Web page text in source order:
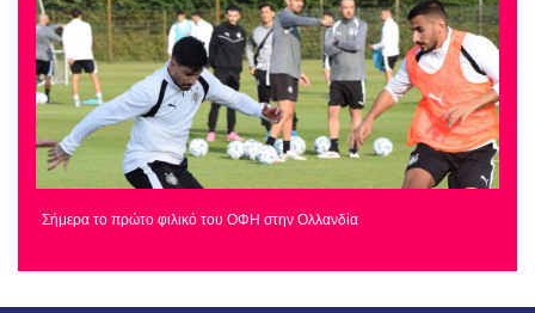
Σήμερα το πρώτο φιλικό του ΟΦΗ στην Ολλανδία